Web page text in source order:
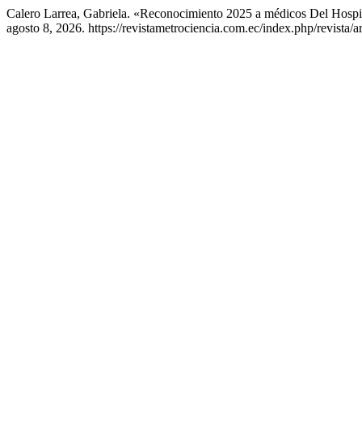
Calero Larrea, Gabriela. «Reconocimiento 2025 a médicos Del
agosto 8, 2026. https://revistametrociencia.com.ec/index.php/revista/